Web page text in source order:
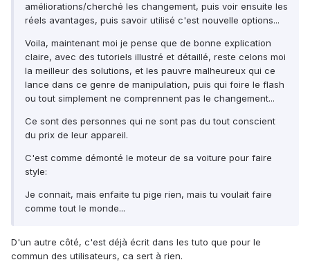
améliorations/cherché les changement, puis voir ensuite les
réels avantages, puis savoir utilisé c'est nouvelle options...
Voila, maintenant moi je pense que de bonne explication
claire, avec des tutoriels illustré et détaillé, reste celons moi
la meilleur des solutions, et les pauvre malheureux qui ce
lance dans ce genre de manipulation, puis qui foire le flash
ou tout simplement ne comprennent pas le changement...
Ce sont des personnes qui ne sont pas du tout conscient
du prix de leur appareil.
C'est comme démonté le moteur de sa voiture pour faire
style:
Je connait, mais enfaite tu pige rien, mais tu voulait faire
comme tout le monde...
D'un autre côté, c'est déjà écrit dans les tuto que pour le
commun des utilisateurs, ca sert à rien.